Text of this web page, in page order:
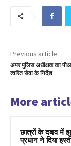
Previous article
अपर पुलिस अधीक्षक का
त्वरित सेवा के निर्देश
More
छात्रों के दबाव में
प्रधान ने दिया